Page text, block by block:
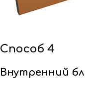
Способ 4
Внутренний